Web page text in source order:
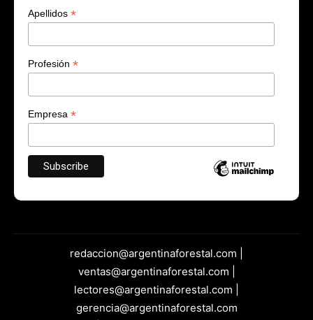
Apellidos *
Profesión *
Empresa *
redaccion@argentinaforestal.com |
ventas@argentinaforestal.com |
lectores@argentinaforestal.com |
gerencia@argentinaforestal.com